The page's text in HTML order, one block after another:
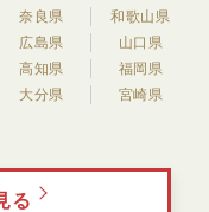
奈良県
和歌山県
広島県
山口県
高知県
福岡県
大分県
宮崎県
る